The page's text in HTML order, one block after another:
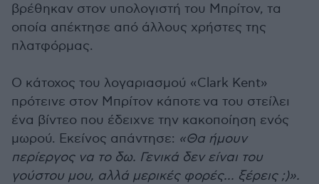
βρέθηκαν στον υπολογιστή του Μπρίτον, τα
οποία απέκτησε από άλλους χρήστες της
πλατφόρμας.
Ο κάτοχος του λογαριασμού «Clark Kent»
πρότεινε στον Μπρίτον κάποτε να του στείλει
ένα βίντεο που έδειχνε την κακοποίηση ενός
μωρού. Εκείνος απάντησε: «Θα ήμουν
περίεργος να το δω. Γενικά δεν είναι του
γούστου μου, αλλά μερικές φορές... ξέρεις ;)».